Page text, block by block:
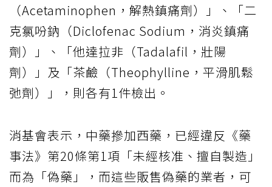
（Acetaminophen，解熱鎮痛劑）」、「二
克氯吩鈉（Diclofenac Sodium，消炎鎮痛
劑）」、「他達拉非（Tadalafil，壯陽
劑）」及「茶鹼（Theophylline，平滑肌鬆
弛劑）」，則各有1件檢出。
消基會表示，中藥摻加西藥，已經違反《藥
事法》第20條第1項「未經核准、擅自製造」
而為「偽藥」，而這些販售偽藥的業者，可